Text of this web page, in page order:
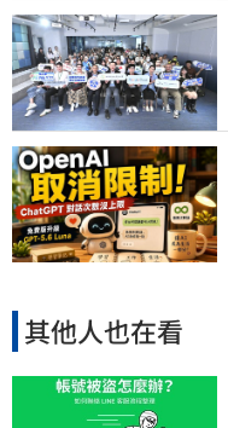
其他人也在看